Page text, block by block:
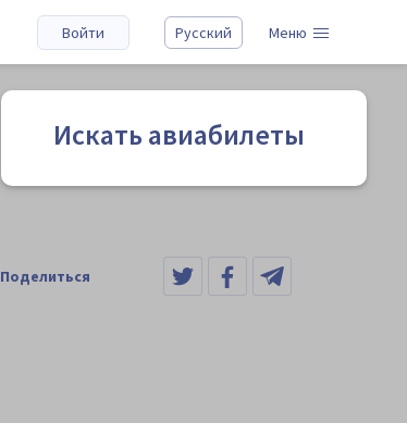
Войти Русский Меню
Искать авиабилеты
Поделиться